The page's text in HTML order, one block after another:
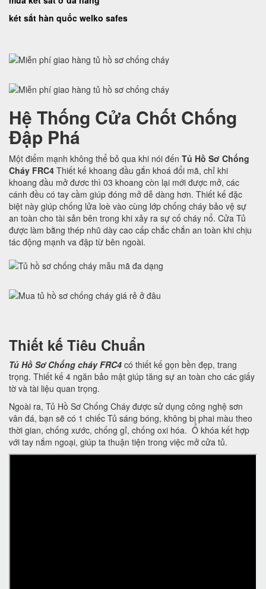
két sắt hàn quốc welko safes
Hệ Thống Cửa Chốt Chống
Đập Phá
Một điểm mạnh không thể bỏ qua khi nói đến Tủ Hồ Sơ Chống
Cháy FRC4 Thiết kế khoang đầu gắn khoá đổi mã, chỉ khi
khoang đầu mở đươc thì 03 khoang còn lại mới được mở, các
cánh đều có tay cầm giúp đóng mở dễ dàng hơn. Thiết kế đặc
biệt này giúp chống lửa loè vào cùng lớp chống cháy bảo vệ sự
an toàn cho tài sản bên trong khi xảy ra sự cố cháy nổ. Cửa Tủ
được làm bằng thép nhũ dày cao cấp chắc chắn an toàn khi chịu
tác động mạnh va đập từ bên ngoài.
Thiết kế Tiêu Chuẩn
Tủ Hồ Sơ Chống cháy FRC4 có thiết kế gọn bền đẹp, trang
trọng. Thiết kế 4 ngăn bảo mật giúp tăng sự an toàn cho các giấy
tờ và tài liệu quan trọng.
Ngoài ra, Tủ Hồ Sơ Chống Cháy được sử dụng công nghệ sơn
vân đá, bạn sẽ có 1 chiếc Tủ sáng bóng, không bị phai màu theo
thời gian, chống xước, chống gỉ, chống oxi hóa. Ổ khóa kết hợp
với tay nắm ngoại, giúp ta thuận tiện trong việc mở cửa tủ.